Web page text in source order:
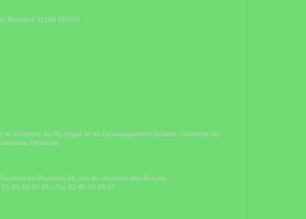
Barbâtre 51100 REIMS
Ministère de l'Ecologie et du Développement durable - Membre du
Pédestre.
Pédestre 64, rue du Dessous des Berges
44 89 93 93 – fax 01 40 35 85 67